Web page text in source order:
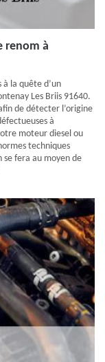
renom à
à la quête d’un
Les Briis 91640.
de détecter l’origine
à
moteur diesel ou
techniques
fera au moyen de